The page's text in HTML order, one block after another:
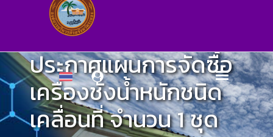
ประกาศแผนการจัดซื้อ
เครื่องชั่งน้ำหนักชนิด
เคลื่อนที่ จำนวน 1 ชุด